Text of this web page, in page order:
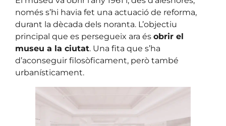
només s’hi havia fet una actuació de reforma,
durant la dècada dels noranta. L’objectiu
principal que es persegueix ara és obrir el
museu a la ciutat. Una fita que s’ha
d’aconseguir filosòficament, però també
urbanísticament.